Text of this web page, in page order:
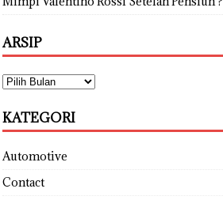
ARSIP
KATEGORI
Automotive
Contact